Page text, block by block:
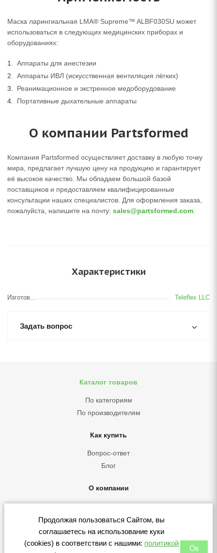
Продолжая пользоваться Сайтом, вы
соглашаетесь на использование куки
(cookies) в соответствии с нашими: политикой
Ок
Маска ларингиальная LMA® Supreme™ ALBF030SU может
использоваться в следующих медицинских приборах и
оборудованиях:
Аппараты для анестезии
Аппараты ИВЛ (искусственная вентиляция лёгких)
Реанимационное и экстренное медоборудование
Портативные дыхательные аппараты
О компании Partsformed
Компания Partsformed осуществляет доставку в любую точку
мира, предлагает лучшую цену на продукцию и гарантирует
её высокое качество. Мы обладаем большой базой
поставщиков и предоставляем квалифицированные
консультации наших специалистов. Для оформления заказа,
пожалуйста, напишите на почту: sales@partsformed.com
Характеристики
Изготовитель Teleflex LLC
Задать вопрос
Каталог товаров
По категориям
По производителям
Как купить
Вопрос-ответ
Блог
О компании
Контакты
Политика конфиденциальности
Согласие на обработку персональных данных
Политика в отношении куки (cookies)